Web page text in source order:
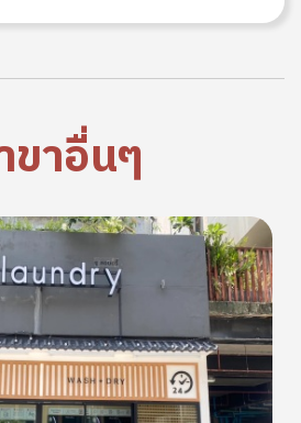
ขาอื่นๆ